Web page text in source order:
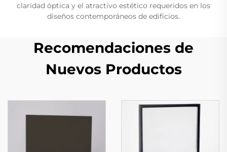
claridad óptica y el atractivo estético requeridos en los
diseños contemporáneos de edificios.
Recomendaciones de
Nuevos Productos